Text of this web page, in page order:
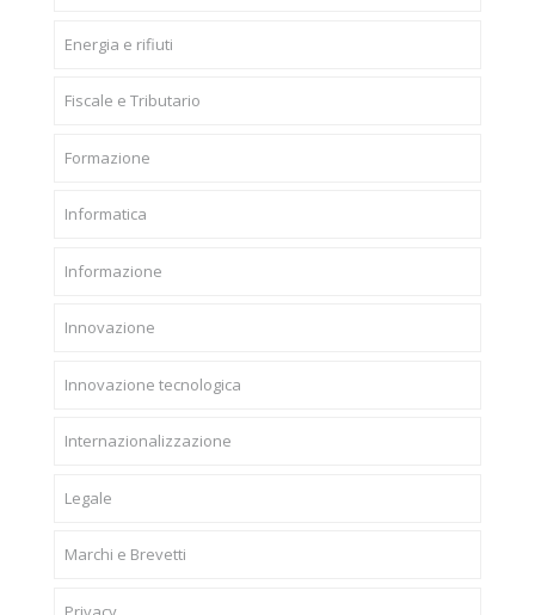
Energia e rifiuti
Fiscale e Tributario
Formazione
Informatica
Informazione
Innovazione
Innovazione tecnologica
Internazionalizzazione
Legale
Marchi e Brevetti